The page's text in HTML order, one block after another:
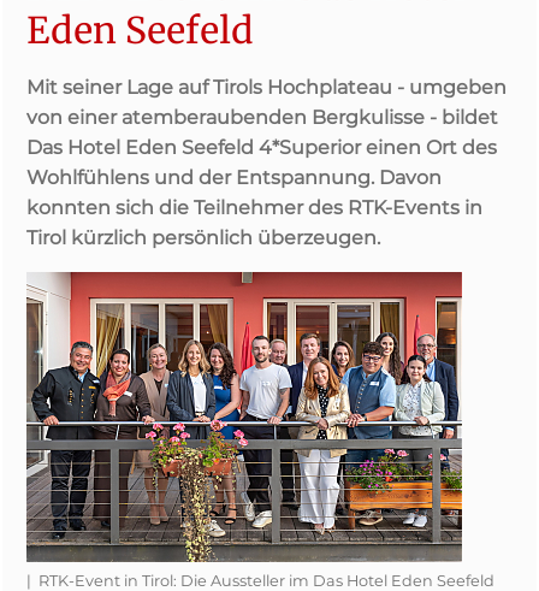
Eden Seefeld
Mit seiner Lage auf Tirols Hochplateau - umgeben
von einer atemberaubenden Bergkulisse - bildet
Das Hotel Eden Seefeld 4*Superior einen Ort des
Wohlfühlens und der Entspannung. Davon
konnten sich die Teilnehmer des RTK-Events in
Tirol kürzlich persönlich überzeugen.
| RTK-Event in Tirol: Die Aussteller im Das Hotel Eden Seefeld